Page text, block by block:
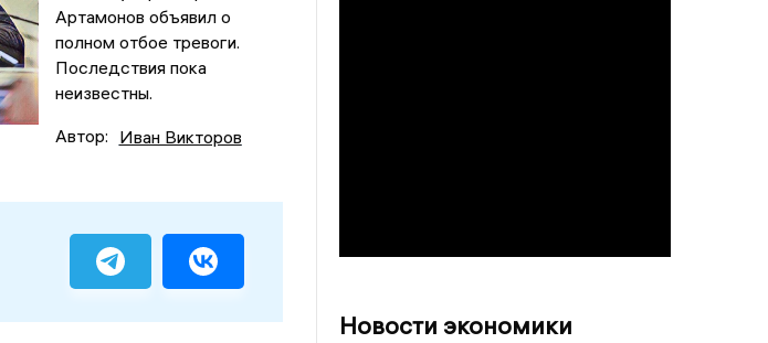
Артамонов объявил о
полном отбое тревоги.
Последствия пока
неизвестны.
Автор: Иван Викторов
Новости экономики